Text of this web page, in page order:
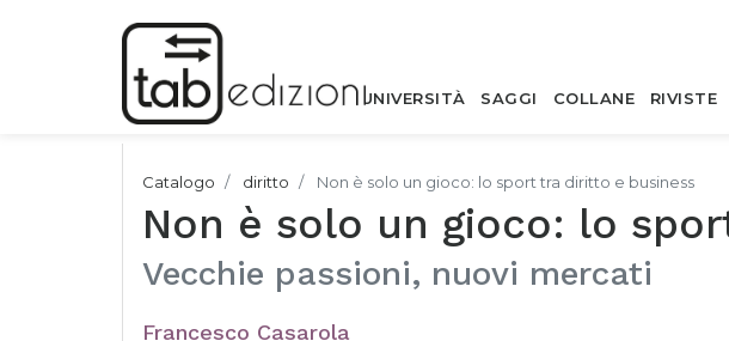
UNIVERSITÀ SAGGI COLLANE RIVISTE
Catalogo diritto Non è solo un gioco: lo sport tra diritto e business
Non è solo un gioco: lo
Vecchie passioni, nuovi mercati
Francesco Casarola